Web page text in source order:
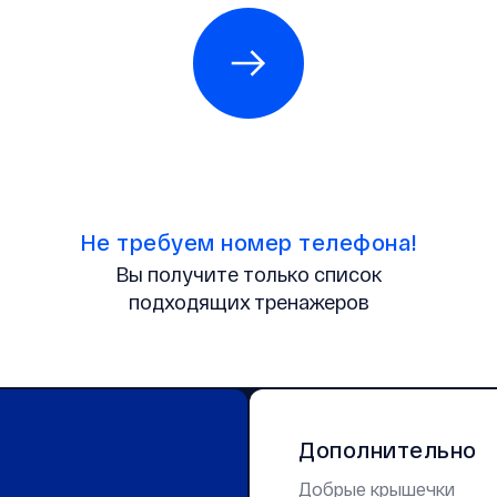
Не требуем номер телефона!
Вы получите только список
подходящих тренажеров
Дополнительно
Добрые крышечки